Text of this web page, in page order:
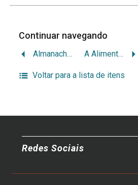
Continuar navegando
Almanach para 1926 A Alimentação
Voltar para a lista de itens
Redes Sociais